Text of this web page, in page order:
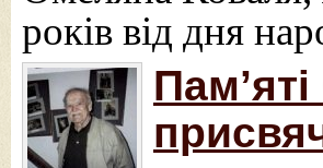
років від дня